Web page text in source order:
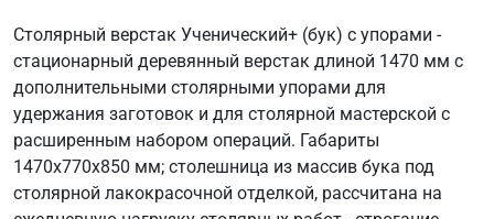
Столярный верстак Ученический+ (бук) с упорами -
стационарный деревянный верстак длиной 1470 мм с
дополнительными столярными упорами для
удержания заготовок и для столярной мастерской с
расширенным набором операций. Габариты
1470х770х850 мм; столешница из массив бука под
столярной лакокрасочной отделкой, рассчитана на